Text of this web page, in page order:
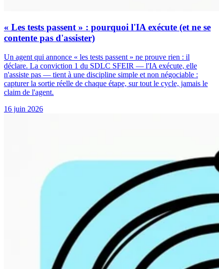
« Les tests passent » : pourquoi l'IA exécute (et ne se
contente pas d'assister)
Un agent qui annonce « les tests passent » ne prouve rien : il
déclare. La conviction 1 du SDLC SFEIR — l'IA exécute, elle
n'assiste pas — tient à une discipline simple et non négociable :
capturer la sortie réelle de chaque étape, sur tout le cycle, jamais le
claim de l'agent.
16 juin 2026